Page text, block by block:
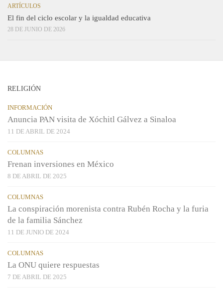
ARTÍCULOS
El fin del ciclo escolar y la igualdad educativa
28 DE JUNIO DE 2026
RELIGIÓN
INFORMACIÓN
Anuncia PAN visita de Xóchitl Gálvez a Sinaloa
11 DE ABRIL DE 2024
COLUMNAS
Frenan inversiones en México
8 DE ABRIL DE 2025
COLUMNAS
La conspiración morenista contra Rubén Rocha y la furia
de la familia Sánchez
11 DE JUNIO DE 2024
COLUMNAS
La ONU quiere respuestas
7 DE ABRIL DE 2025